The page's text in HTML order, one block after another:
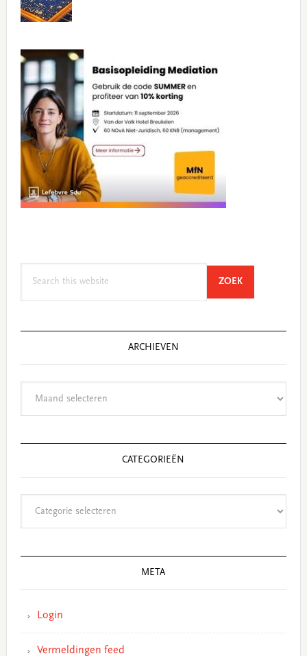
ZOEKSEARCH
ARCHIEVEN
CATEGORIEËN
META
Login
Vermeldingen feed